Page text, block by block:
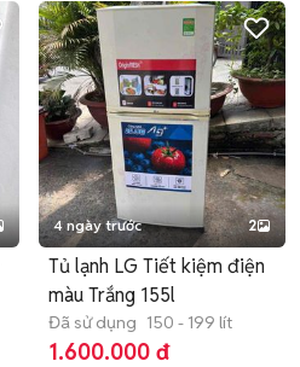
4 ngày trước 2
Tủ lạnh LG Tiết kiệm điện
màu Trắng 155l
Đã sử dụng 150 - 199 lít
1.600.000 đ